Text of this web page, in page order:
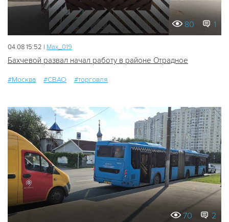
80 1
04.08 15:52 | Мах_019
Бахчевой развал начал работу в районе Отрадное
#Москва #СВАО #торговля
70 2